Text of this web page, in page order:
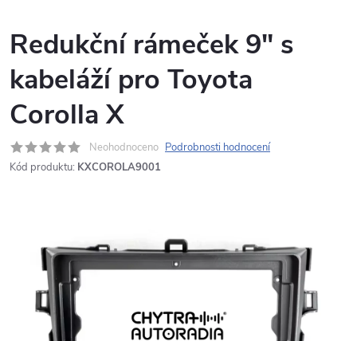
Redukční rámeček 9" s
kabeláží pro Toyota
Corolla X
Neohodnoceno Podrobnosti hodnocení
Kód produktu: KXCOROLA9001